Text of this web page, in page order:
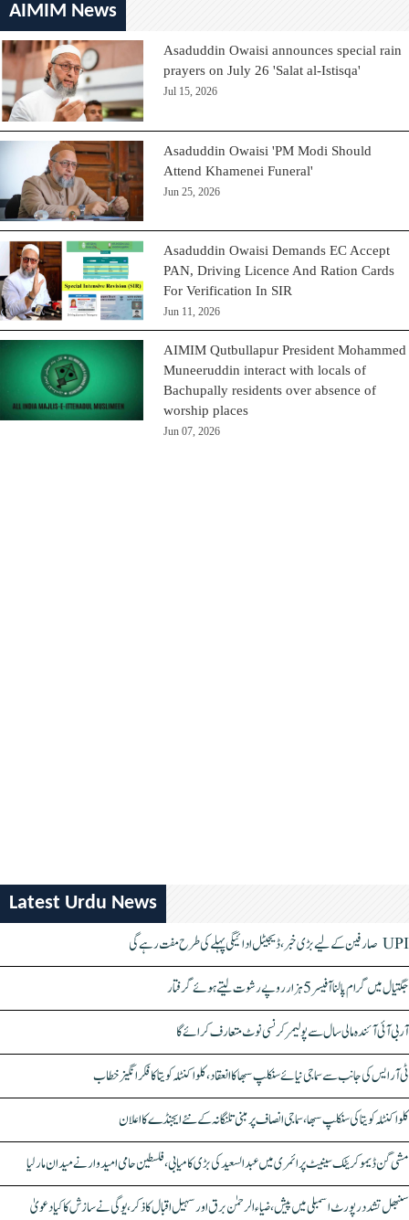
AIMIM News
Asaduddin Owaisi announces special rain
prayers on July 26 'Salat al-Istisqa'
Jul 15, 2026
Asaduddin Owaisi 'PM Modi Should
Attend Khamenei Funeral'
Jun 25, 2026
Asaduddin Owaisi Demands EC Accept
PAN, Driving Licence And Ration Cards
For Verification In SIR
Jun 11, 2026
AIMIM Qutbullapur President Mohammed
Muneeruddin interact with locals of
Bachupally residents over absence of
worship places
Jun 07, 2026
Latest Urdu News
UPI صارفین کے لیے بڑی خبر، ڈیجیٹل ادائیگی پہلے کی طرح مفت رہے گی
جگتیال میں گرام پالنا آفیسر 5 ہزار روپے رشوت لیتے ہوئے گرفتار
آر بی آئی آئندہ مالی سال سے پولیمر کرنسی نوٹ متعارف کرائے گا
ٹی آر ایس کی جانب سے سماجی نیائے سنکلپ سبھا کا انعقاد، کلواکنٹلہ کویتا کا فکر انگیز خطاب
کلواکنٹلہ کویتا کی سنکلپ سبھا، سماجی انصاف پر مبنی تلنگانہ کے نئے ایجنڈے کا اعلان
مشی گن ڈیموکریٹک سینیٹ پرائمری میں عبدالسعید کی بڑی کامیابی، فلسطین حامی امیدوار نے میدان مار لیا
سنبھل تشدد رپورٹ اسمبلی میں پیش، ضیاء الرحمٰن برق اور سہیل اقبال کا ذکر، یوگی نے سازش کا کیا دعویٰ